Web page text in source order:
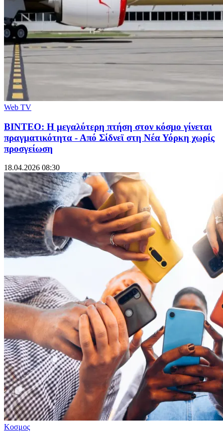
Web TV
ΒΙΝΤΕΟ: Η μεγαλύτερη πτήση στον κόσμο γίνεται
πραγματικότητα - Από Σίδνεϊ στη Νέα Υόρκη χωρίς
προσγείωση
18.04.2026 08:30
Κοσμος